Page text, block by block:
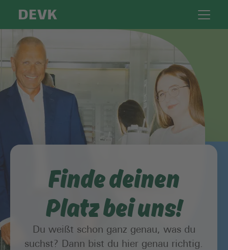
Finde deinen
Platz bei uns!
Du weißt schon ganz genau, was du
suchst? Dann bist du hier genau richtig.